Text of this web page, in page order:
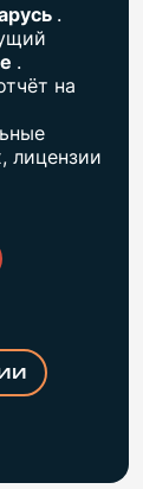
.
.
на
лицензии